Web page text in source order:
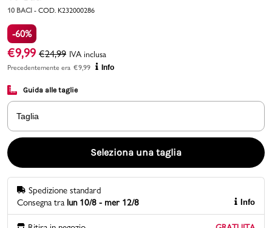
Marchi
Promo & News
contatti
10 BACI - COD. K232000286
-60%
€9,99 €24,99 IVA inclusa
Precedentemente era €9,99 Info
Guida alle taglie
Taglia
Seleziona una taglia
Spedizione standard
Consegna tra lun 10/8 - mer 12/8 Info